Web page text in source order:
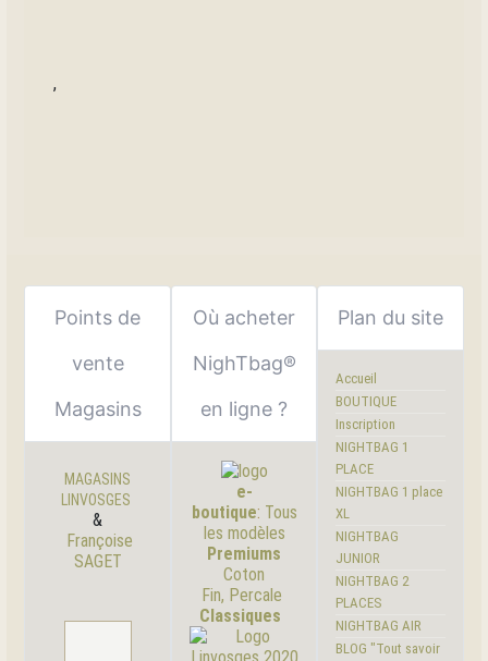
,
Points de
vente
Magasins
MAGASINS
LINVOSGES
&
Françoise
SAGET
Où acheter
NighTbag®
en ligne ?
e-
boutique: Tous
les modèles
Premiums
Coton
Fin, Percale
Classiques
Plan du site
Accueil
BOUTIQUE
Inscription
NIGHTBAG 1
PLACE
NIGHTBAG 1 place
XL
NIGHTBAG
JUNIOR
NIGHTBAG 2
PLACES
NIGHTBAG AIR
BLOG "Tout savoir